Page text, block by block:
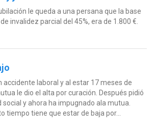
le queda a una persana que la base
invalidez parcial del 45%, era de 1.800 €.
accidente laboral y al estar 17 meses de
le dio el alta por curación. Después pidió
social y ahora ha impugnado ala mutua.
tiempo tiene que estar de baja por...